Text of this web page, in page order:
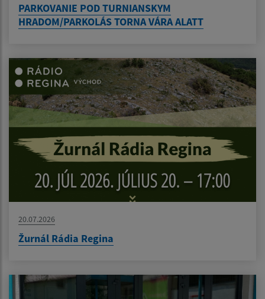
PARKOVANIE POD TURNIANSKYM
HRADOM/PARKOLÁS TORNA VÁRA ALATT
20.07.2026
Žurnál Rádia Regina